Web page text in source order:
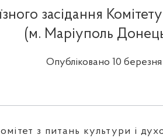
засідання
(м. Маріуполь
Опубліковано 10 березня
з питань культури і